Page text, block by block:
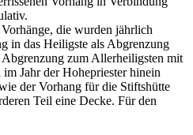
die wurden jährlich
in das Heiligste als Abgrenzung
zum Allerheiligsten mit
Jahr der Hohepriester hinein
der Vorhang für die Stiftshütte
Teil eine Decke. Für den